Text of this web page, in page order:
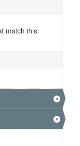
match this